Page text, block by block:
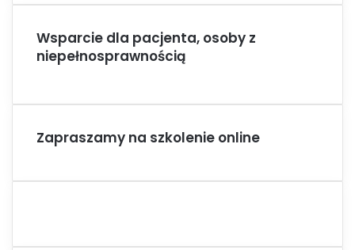
Wsparcie dla pacjenta, osoby z
niepełnosprawnością
Zapraszamy na szkolenie online